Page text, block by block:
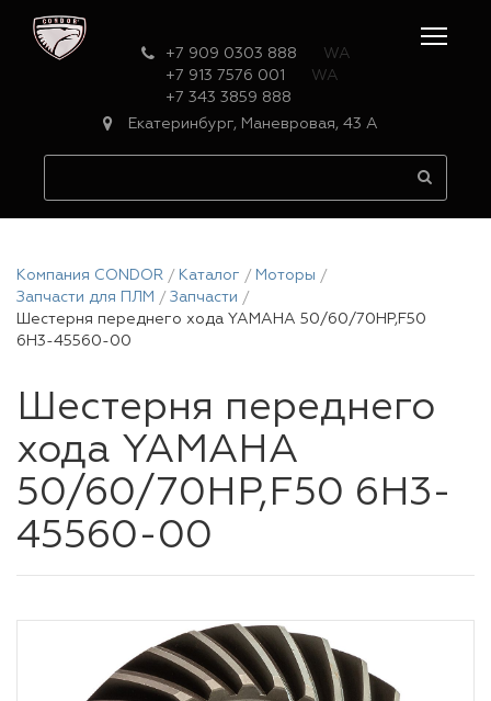
+7 909 0303 888
WA
+7 913 7576 001
WA
+7 343 3859 888
Екатеринбург, Маневровая, 43 А
Компания CONDOR Каталог
Моторы
Запчасти для ПЛМ
Запчасти
Шестерня переднего хода YAMAHA 50/60/70HP,F50
6H3-45560-00
Шестерня переднего
хода YAMAHA
50/60/70HP,F50 6H3-
45560-00